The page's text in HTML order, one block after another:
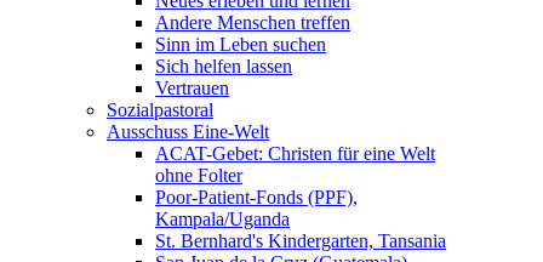
Andere Menschen treffen
Sinn im Leben suchen
Sich helfen lassen
Vertrauen
Sozialpastoral
Ausschuss Eine-Welt
ACAT-Gebet: Christen für eine Welt
ohne Folter
Poor-Patient-Fonds (PPF),
Kampala/Uganda
St. Bernhard's Kindergarten, Tansania